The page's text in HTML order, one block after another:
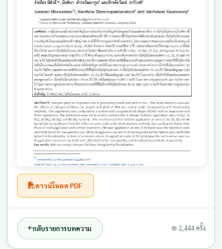
ดาวน์โหลด PDF
กลับรายการบทความ 2,444 ครั้ง